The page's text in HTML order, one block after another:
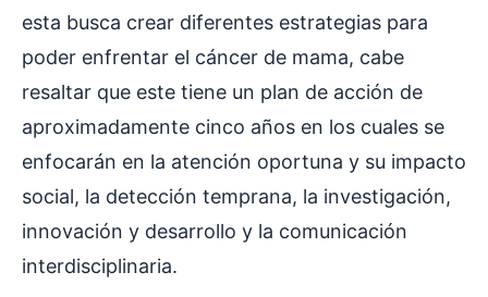
esta busca crear diferentes estrategias para
poder enfrentar el cáncer de mama, cabe
resaltar que este tiene un plan de acción de
aproximadamente cinco años en los cuales se
enfocarán en la atención oportuna y su impacto
social, la detección temprana, la investigación,
innovación y desarrollo y la comunicación
interdisciplinaria.